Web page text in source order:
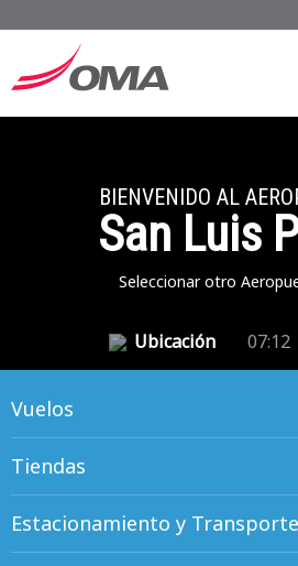
BIENVENIDO AL
San Luis
Seleccionar otro
Ubicación 07:12
Vuelos
Tiendas
Estacionamiento y Transporte